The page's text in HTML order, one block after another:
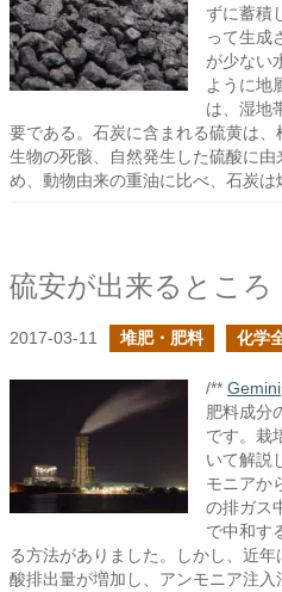
ずに蓄積
って生成
が少ない
ように地
は、湿地
要である。石炭に含まれる硫黄は
生物の死骸、自然発生した硫酸に
め、動物由来の重油に比べ、石炭は
硫安が出来るところ
2017-03-11 堆肥・肥料 化学
/** Gemini
肥料成分
です。栽
いて解説
モニアか
の排ガス
で中和す
る方法がありました。しかし、近
酸排出量が増加し、アンモニア注